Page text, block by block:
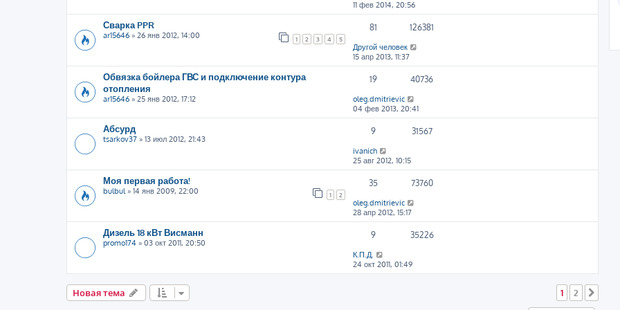
11 фев 2014, 20:56
Сварка PPR
ar15646 » 26 янв 2012, 14:00 1 2 3 4 5
81 126381
Другой человек
15 апр 2013, 11:37
Обвязка бойлера ГВС и подключение контура
отопления
ar15646 » 25 янв 2012, 17:12
19 40736
oleg.dmitrievic
04 фев 2013, 20:41
Абсурд
tsarkov37 » 13 июл 2012, 21:43
9 31567
ivanich
25 авг 2012, 10:15
Моя первая работа!
bulbul» 14 янв 2009, 22:00 1 2
35 73760
oleg.dmitrievic
28 апр 2012, 15:17
Дизель 18 кВт Висманн
promo174 » 03 окт 2011, 20:50
9 35226
К.П.Д.
24 окт 2011, 01:49
Новая тема 1 2